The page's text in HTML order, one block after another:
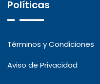
Políticas
Términos y Condiciones
Aviso de Privacidad